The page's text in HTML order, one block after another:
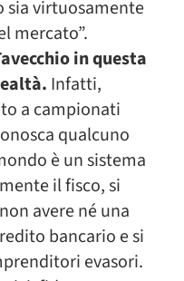
sia virtuosamente
mercato”.
in questa
Infatti,
a campionati
qualcuno
è un sistema
il fisco, si
avere né una
bancario e si
evasori.